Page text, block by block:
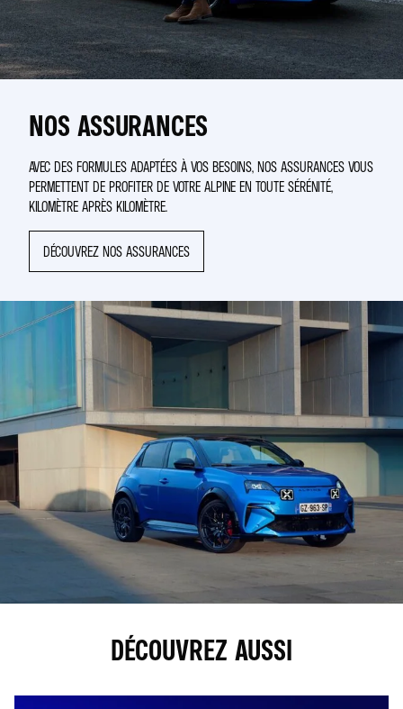
NOS ASSURANCES
AVEC DES FORMULES ADAPTÉES À VOS BESOINS, NOS ASSURANCES VOUS
PERMETTENT DE PROFITER DE VOTRE ALPINE EN TOUTE SÉRÉNITÉ,
KILOMÈTRE APRÈS KILOMÈTRE.
DÉCOUVREZ NOS ASSURANCES
DÉCOUVREZ AUSSI